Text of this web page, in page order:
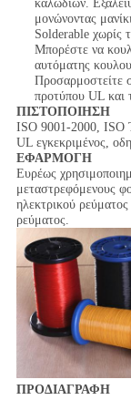
καλωδίων.
μονώνοντας
Solderable χωρίς
Μπορέστε να
αυτόματης
Προσαρμοστείτε
προτύπου UL και
ΠΙΣΤΟΠΟΙΗΣΗ
ISO 9001-2000, ISO
UL εγκεκριμένος,
ΕΦΑΡΜΟΓΗ
Ευρέως
μεταστρεφόμενους
ηλεκτρικού
ρεύματος.
ΠΡΟΔΙΑΓΡΑΦΗ